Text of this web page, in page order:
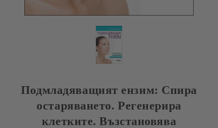
Подмладяващият ензим: Спира
остаряването. Регенерира
клетките. Възстановява